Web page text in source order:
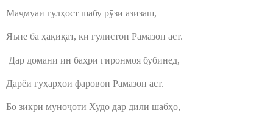
Маҷмуаи гулҳост шабу рӯзи азизаш,
Яъне ба ҳақиқат, ки гулистон Рамазон аст.
Дар домани ин баҳри гиронмоя бубинед,
Дарёи гуҳарҳои фаровон Рамазон аст.
Бо зикри муноҷоти Худо дар дили шабҳо,